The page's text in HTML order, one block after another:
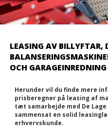
LEASING AV BILLYFTAR,
OCH GARAGEINREDNING
Herunder vil du finde mere
prisberegner på leasing af
tæt samarbejde med De Lage
sammensat en solid
erhvervskunde.